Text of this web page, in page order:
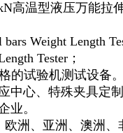
高温型液压万能拉
Weight Length
Tester；
的试验机测试设备。
中心、特殊夹具定制
业。
欧洲、亚洲、澳洲、